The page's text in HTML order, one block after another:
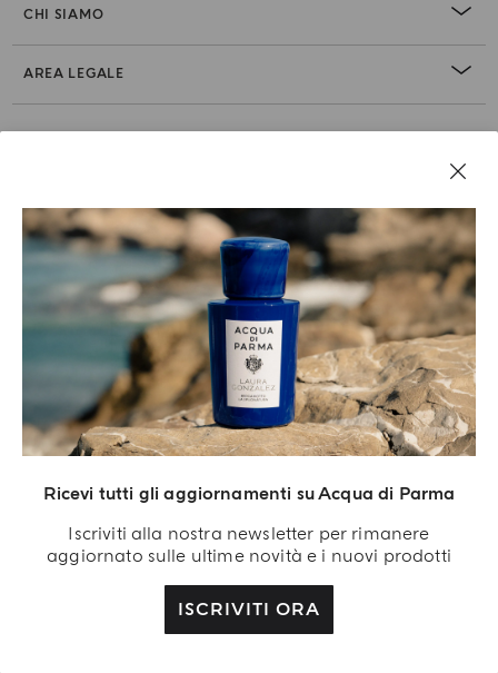
Ricevi tutti gli aggiornamenti su Acqua di Parma
Iscriviti alla nostra newsletter per rimanere
aggiornato sulle ultime novità e i nuovi prodotti
ISCRIVITI ORA
CHI SIAMO
AREA LEGALE
Acqua di Parma S.r.l. Società a Responsabilità Limitata, Capitale sociale 420.000 €,
Sede legale presso Via Giovanni Spadolini 7 Palazzo B 20141 Milano – Italia.
Iscrizione al Registro delle Imprese n.IT04215670375 e partita IVA 04215670375